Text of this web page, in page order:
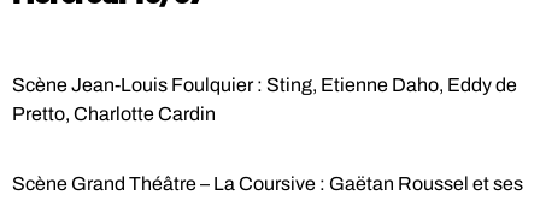
Scène Jean-Louis Foulquier : Sting, Etienne Daho, Eddy de
Pretto, Charlotte Cardin
Scène Grand Théâtre – La Coursive : Gaëtan Roussel et ses